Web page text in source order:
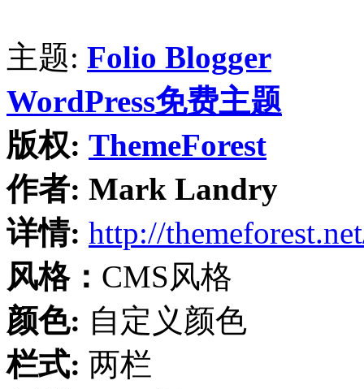
主题: Folio Blogger
WordPress免费主题
版权: ThemeForest
作者: Mark Landry
详情: http://
风格： CMS风格
颜色: 自定义颜色
栏式: 两栏